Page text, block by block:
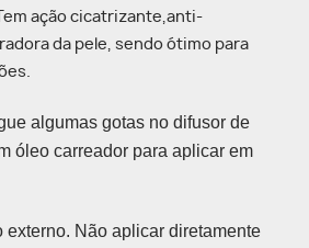
ação cicatrizante,anti-
da pele, sendo ótimo para
algumas gotas no difusor de
óleo carreador para aplicar em
externo. Não aplicar diretamente